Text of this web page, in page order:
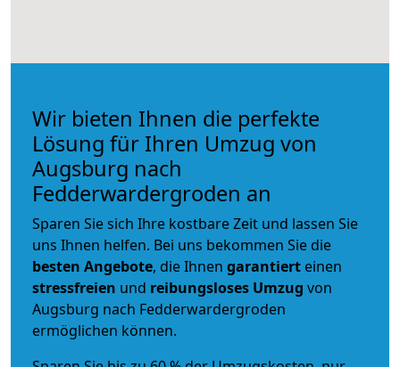
Wir bieten Ihnen die perfekte
Lösung für Ihren Umzug von
Augsburg nach
Fedderwardergroden an
Sparen Sie sich Ihre kostbare Zeit und lassen Sie
uns Ihnen helfen. Bei uns bekommen Sie die
besten Angebote, die Ihnen garantiert einen
stressfreien und reibungsloses Umzug von
Augsburg nach Fedderwardergroden
ermöglichen können.